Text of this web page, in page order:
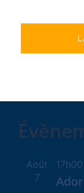
Août
7
17h00